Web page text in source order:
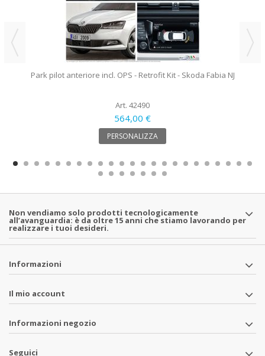
Park pilot anteriore incl. OPS - Retrofit Kit - Skoda Fabia NJ
Art. 42490
564,00 €
PERSONALIZZA
Non vendiamo solo prodotti tecnologicamente
all’avanguardia: è da oltre 15 anni che stiamo lavorando per
realizzare i tuoi desideri.
Informazioni
Il mio account
Informazioni negozio
Seguici